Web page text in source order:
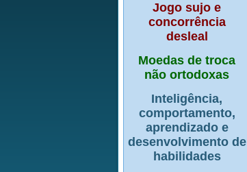
Jogo sujo e
concorrência
desleal
Moedas de troca
não ortodoxas
Inteligência,
comportamento,
aprendizado e
desenvolvimento de
habilidades